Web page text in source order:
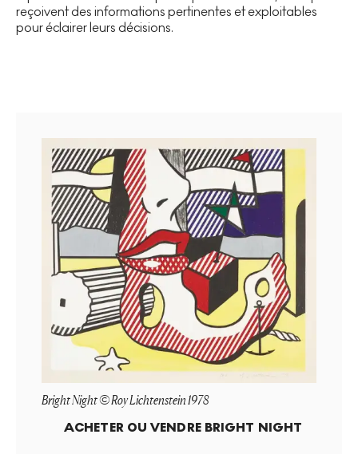
reçoivent des informations pertinentes et exploitables
pour éclairer leurs décisions.
Bright Night © Roy Lichtenstein 1978
ACHETER OU VENDRE BRIGHT NIGHT